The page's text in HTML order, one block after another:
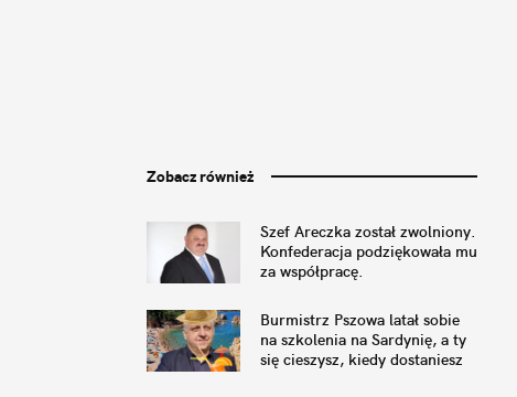
Zobacz również
Szef Areczka został zwolniony.
Konfederacja podziękowała mu
za współpracę.
Burmistrz Pszowa latał sobie
na szkolenia na Sardynię, a ty
się cieszysz, kiedy dostaniesz